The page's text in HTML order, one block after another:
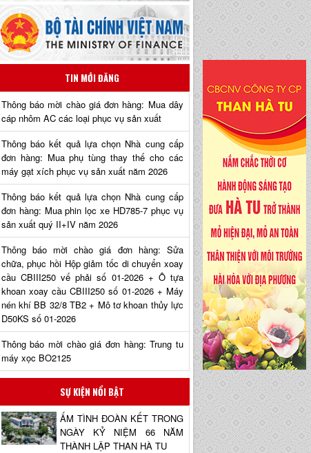
TIN MỚI ĐĂNG
Thông báo mời chào giá đơn hàng: Mua dây
cáp nhôm AC các loại phục vụ sản xuất
Thông báo kết quả lựa chọn Nhà cung cấp
đơn hàng: Mua phụ tùng thay thế cho các
máy gạt xích phục vụ sản xuất năm 2026
Thông báo kết quả lựa chọn Nhà cung cấp
đơn hàng: Mua phin lọc xe HD785-7 phục vụ
sản xuất quý II+IV năm 2026
Thông báo mời chào giá đơn hàng: Sửa
chữa, phục hồi Hộp giảm tốc di chuyển xoay
cầu CBIII250 vế phải số 01-2026 + Ô tựa
khoan xoay cầu CBIII250 số 01-2026 + Máy
nén khí BB 32/8 TB2 + Mô tơ khoan thủy lực
D50KS số 01-2026
Thông báo mời chào giá đơn hàng: Trung tu
máy xọc BO2125
SỰ KIỆN NỔI BẬT
ẤM TÌNH ĐOÀN KẾT TRONG
NGÀY KỶ NIỆM 66 NĂM
THÀNH LẬP THAN HÀ TU